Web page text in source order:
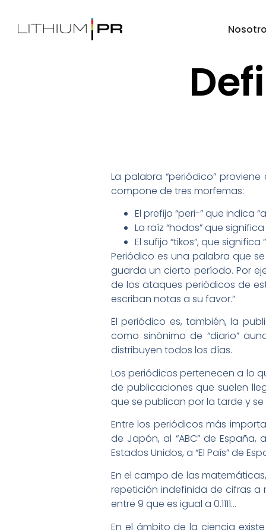
La palabra “periódico”
compone de tres morfemas:
El prefijo “peri-” que indica
La raíz “hodos” que significa
El sufijo “tikos”, que significa
Periódico es una palabra que
guarda un cierto período. Por
de los ataques periódicos de
escriban notas a su favor.”
El periódico es, también, la
como sinónimo de “diario”
distribuyen todos los días.
Los periódicos pertenecen a lo
de publicaciones que suelen
que se publican por la tarde y
Entre los periódicos más
de Japón, al “ABC” de España,
Estados Unidos, a “El País” de
En el campo de las
repetición indefinida de cifras a
entre 9 que es igual a 0.1111…
En el ámbito de la ciencia